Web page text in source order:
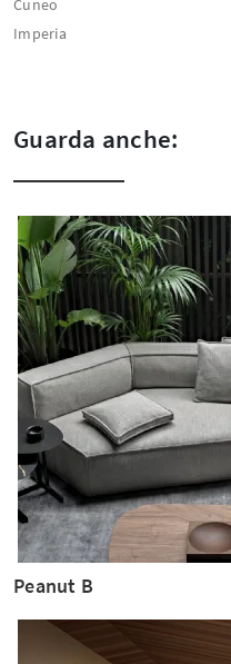
Cuneo
Imperia
Guarda anche:
Peanut B